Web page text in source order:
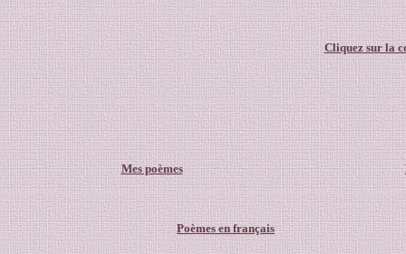
Cliquez sur la
Mes poèmes
Poèmes en français